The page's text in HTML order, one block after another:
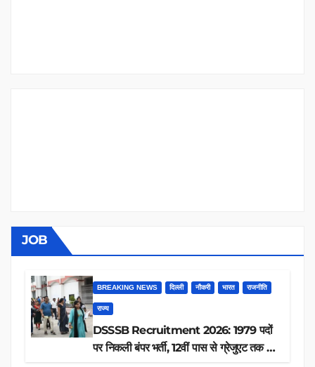
JOB
BREAKING NEWS दिल्ली नौकरी भारत राजनीति
राज्य
DSSSB Recruitment 2026: 1979 पदों
पर निकली बंपर भर्ती, 12वीं पास से ग्रेजुएट तक करें